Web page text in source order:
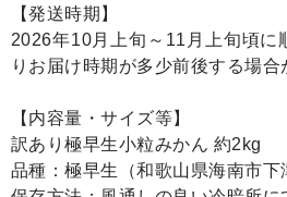
【発送時期】
2026年10月上旬～11月上旬頃に
りお届け時期が多少前後する場合
【内容量・サイズ等】
訳あり極早生小粒みかん 約2kg
品種：極早生（和歌山県海南市下